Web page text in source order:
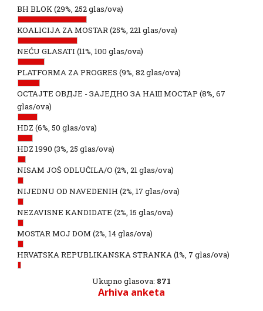
BH BLOK(29%, 252 glas/ova)
KOALICIJA ZA MOSTAR(25%, 221 glas/ova)
NEĆU GLASATI (11%, 100 glas/ova)
PLATFORMA ZA PROGRES (9%, 82 glas/ova)
ОСТАЈТЕ ОВДЈЕ - ЗАЈЕДНО ЗА НАШ МОСТАР (8%, 67
glas/ova)
HDZ (6%, 50 glas/ova)
HDZ 1990 (3%, 25 glas/ova)
NISAM JOŠ ODLUČILA/O (2%, 21 glas/ova)
NIJEDNU OD NAVEDENIH (2%, 17 glas/ova)
NEZAVISNE KANDIDATE (2%, 15 glas/ova)
MOSTAR MOJ DOM (2%, 14 glas/ova)
HRVATSKA REPUBLIKANSKA STRANKA(1%, 7 glas/ova)
Ukupno glasova: 871
Arhiva anketa